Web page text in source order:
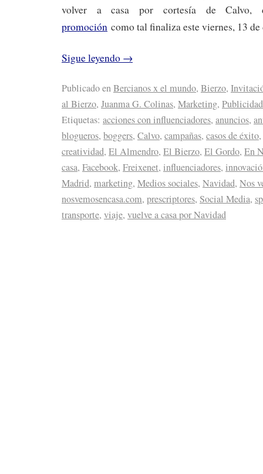
volver a casa por cortesía de
promoción como tal finaliza este viernes, 13
Sigue leyendo →
Publicado enBercianos x el mundo, Bierzo,
al Bierzo, Juanma G. Colinas, Marketing, Publicidad
Etiquetas: acciones con influenciadores, anuncios,
blogueros, boggers, Calvo, campañas, casos de éxito,
creatividad, El Almendro, El Bierzo, El Gordo, En
casa, Facebook, Freixenet, influenciadores,
Madrid, marketing, Medios sociales, Navidad, Nos
nosvemosencasa.com, prescriptores, Social Media,
transporte, viaje, vuelve a casa por Navidad